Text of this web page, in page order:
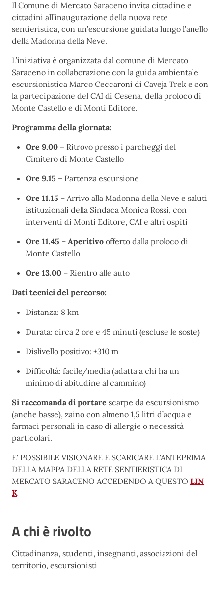
Il Comune di Mercato Saraceno invita cittadine e
cittadini all’inaugurazione della nuova rete
sentieristica, con un’escursione guidata lungo l’anello
della Madonna della Neve.
L’iniziativa è organizzata dal comune di Mercato
Saraceno in collaborazione con la guida ambientale
escursionistica Marco Ceccaroni di Caveja Trek e con
la partecipazione del CAI di Cesena, della proloco di
Monte Castello e di Monti Editore.
Programma della giornata:
Ore 9.00 – Ritrovo presso i parcheggi del
Cimitero di Monte Castello
Ore 9.15 – Partenza escursione
Ore 11.15 – Arrivo alla Madonna della Neve e saluti
istituzionali della Sindaca Monica Rossi, con
interventi di Monti Editore, CAI e altri ospiti
Ore 11.45 – Aperitivo offerto dalla proloco di
Monte Castello
Ore 13.00 – Rientro alle auto
Dati tecnici del percorso:
Distanza: 8 km
Durata: circa 2 ore e 45 minuti (escluse le soste)
Dislivello positivo: +310 m
Difficoltà: facile/media (adatta a chi ha un
minimo di abitudine al cammino)
Si raccomanda di portare scarpe da escursionismo
(anche basse), zaino con almeno 1,5 litri d’acqua e
farmaci personali in caso di allergie o necessità
particolari.
E' POSSIBILE VISIONARE E SCARICARE L'ANTEPRIMA
DELLA MAPPA DELLA RETE SENTIERISTICA DI
MERCATO SARACENO ACCEDENDO A QUESTO LIN
K
A chi è rivolto
Cittadinanza, studenti, insegnanti, associazioni del
territorio, escursionisti